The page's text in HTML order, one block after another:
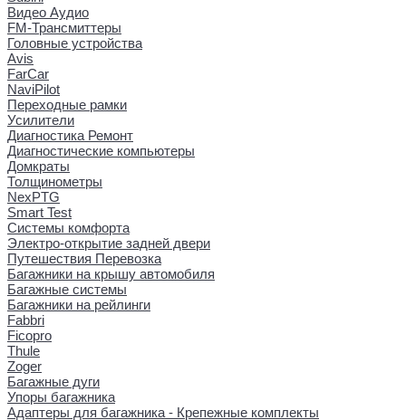
Видео Аудио
FM-Трансмиттеры
Головные устройства
Avis
FarCar
NaviPilot
Переходные рамки
Усилители
Диагностика Ремонт
Диагностические компьютеры
Домкраты
Толщинометры
NexPTG
Smart Test
Системы комфорта
Электро-открытие задней двери
Путешествия Перевозка
Багажники на крышу автомобиля
Багажные системы
Багажники на рейлинги
Fabbri
Ficopro
Thule
Zoger
Багажные дуги
Упоры багажника
Адаптеры для багажника - Крепежные комплекты